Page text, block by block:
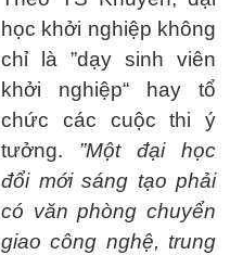
học khởi nghiệp không
chỉ là ”dạy sinh viên
khởi nghiệp“ hay tổ
chức các cuộc thi ý
tưởng. ”Một đại học
đổi mới sáng tạo phải
có văn phòng chuyển
giao công nghệ, trung